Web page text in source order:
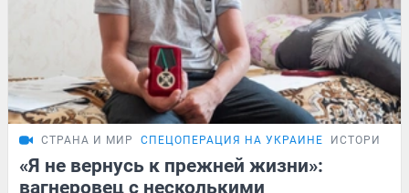
СТРАНА И МИР СПЕЦОПЕРАЦИЯ НА УКРАИНЕ ИСТОРИИ
«Я не вернусь к прежней жизни»:
вагнеровец с несколькими